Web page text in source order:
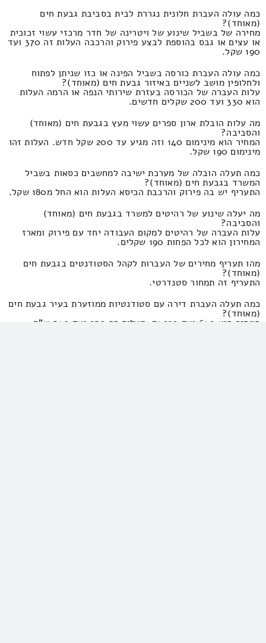
כמה עולה העברת חלונית נגררת לבית בסביבת גבעת חים
(מאוחד)?
מחירה של בשביל שינוע של ויטרינה של חדר מרכזי עשוי זכוכית
או עצים או גבס בהוספת לבצע פירוק והרכבה העלות זה 370 ועד
190 שקל.
כמה עולה העברת כורסה בשביל הפינה או כזו שניתן לפתוח
ולחלופין מושב לשניים באיזור גבעת חים (מאוחד)?
עלות העברה של הכורסה בעזרת שירותי הנפה או הרמה העלות
הוא 330 ועד 200 שקלים חדשים.
מה עלות הובלת ארון ספרים עשוי מעץ בגבעת חים (מאוחד)
והסביבה?
המחיר הוא מינימום 140 וזה מגיע עד 200 שקל חדש. העלות זהו
מינימום 190 שקל.
כמה תעלה הובלה של מערכת ישיבה למחשבים כסאות בשביל
המשרד בגבעת חים (מאוחד)?
התעריף יש בה פירוק והרכבת הכיסא העלות הוא החל מ180 שקל.
מה יעלה שינוע של רהיטים למשרד בגבעת חים (מאוחד)
והסביבה?
עלות העברה של רהיטים למקום העבודה יחד עם פירוק ומארז
המחירון הוא לכל הפחות 190 שקלים.
מהו תעריף מחירים של העברות לקהל הסטודנטים בגבעת חים
(מאוחד)?
התעריף זה תמחור סטנדרטי.
כמה תעלה העברת דירה עם סטודנטיות ממוזערת בעיר גבעת חים
(מאוחד)?
המחיר הוא 640 ועד 290 ₪. העלות זה 950 ועד 540 ש"ח.